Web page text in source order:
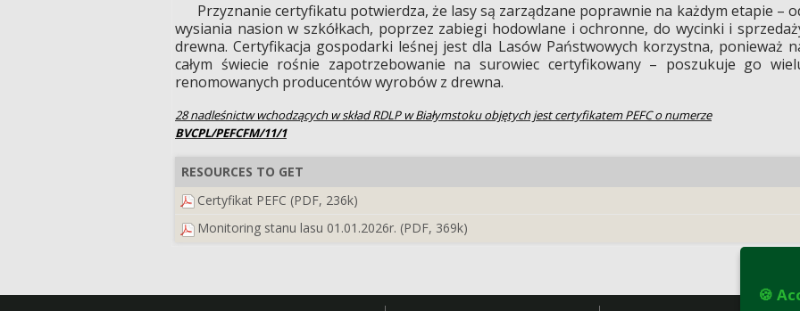
Przyznanie certyfikatu potwierdza, że lasy są zarządzane poprawnie na każdym etapie –
wysiania nasion w szkółkach, poprzez zabiegi hodowlane i ochronne, do wycinki i
drewna. Certyfikacja gospodarki leśnej jest dla Lasów Państwowych korzystna, ponieważ
całym świecie rośnie zapotrzebowanie na surowiec certyfikowany – poszukuje go
renomowanych producentów wyrobów z drewna.
28 nadleśnictw wchodzących w skład RDLP w Białymstoku objętych jest certyfikatem PEFC o numerze
BVCPL/PEFCFM/11/1
RESOURCES TO GET
Certyfikat PEFC (PDF, 236k)
Monitoring stanu lasu 01.01.2026r. (PDF, 369k)
🍪